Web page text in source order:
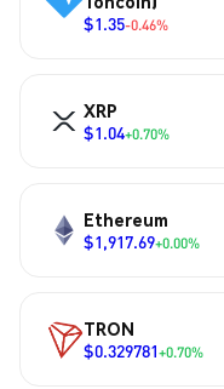
$1.35-0.46%
XRP
$1.04+0.70%
Ethereum
$1,917.69+0.00%
TRON
$0.329781+0.70%